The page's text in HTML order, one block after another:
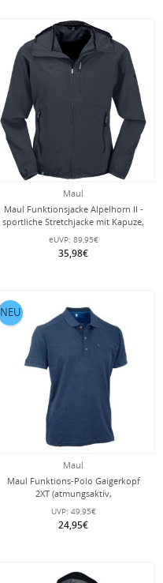
Maul
Maul Funktionsjacke Alpelhorn II -
sportliche Stretchjacke mit Kapuze,
atmungsaktiv, wasserabweisend -
darkblau Herren
eUVP: 89,95€
35,98€
Maul
Maul Funktions-Polo Gaigerkopf
2XT (atmungsaktiv,
schnelltrocknend, dauerhaft frisch
durch Polygiene) dunkelblau Herren
UVP: 49,95€
24,95€
NEU